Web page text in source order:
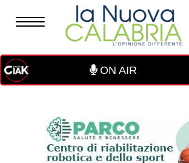
ON AIR